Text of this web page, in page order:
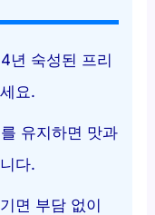
년 숙성된 프리
요.
유지하면 맛과
다.
면 부담 없이